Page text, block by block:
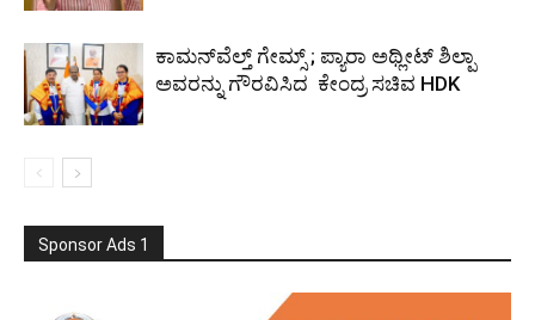
ಕಾಮನ್‌ವೆಲ್ತ್ ಗೇಮ್ಸ್‌ ; ಪ್ಯಾರಾ ಅಥ್ಲೀಟ್ ಶಿಲ್ಪಾ
ಅವರನ್ನು ಗೌರವಿಸಿದ ಕೇಂದ್ರ ಸಚಿವ HDK
Sponsor Ads 1